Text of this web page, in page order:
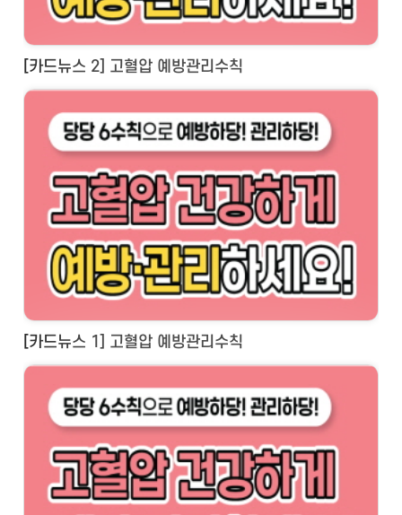
[카드뉴스 2] 고혈압 예방관리수칙
[카드뉴스 1] 고혈압 예방관리수칙